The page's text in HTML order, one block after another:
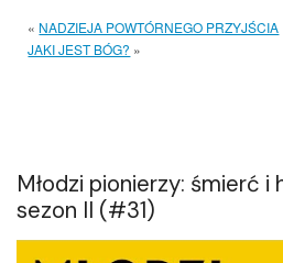
« NADZIEJA POWTÓRNEGO PRZYJŚCIA
JAKI JEST BÓG? »
Młodzi pionierzy: śmierć
sezon II (#31)